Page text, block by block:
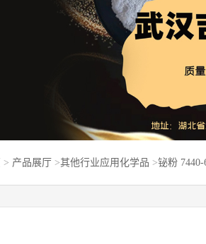
> 产品展厅 >其他行业应用化学品 >铋粉